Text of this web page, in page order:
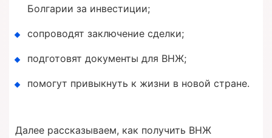
Болгарии за инвестиции;
сопроводят заключение сделки;
подготовят документы для ВНЖ;
помогут привыкнуть к жизни в новой стране.
Далее рассказываем, как получить ВНЖ